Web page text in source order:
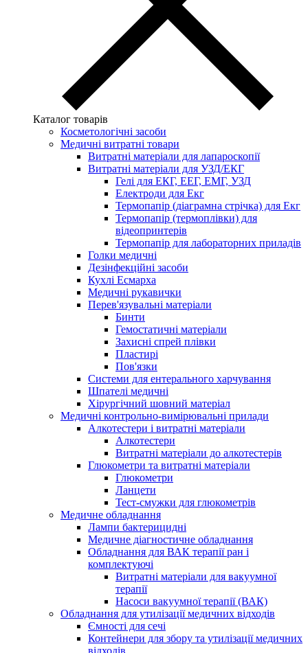
Каталог товарів
Косметологічні засоби
Медичні витратні товари
Витратні матеріали для лапароскопії
Витратні матеріали для УЗД/ЕКГ
Гелі для ЕКГ, ЕЕГ, ЕМГ, УЗД
Електроди для Екг
Термопапір (діаграмна стрічка) для Екг
Термопапір (термоплівки) для
відеопринтерів
Термопапір для лабораторних приладів
Голки медичні
Дезінфекційні засоби
Кухлі Есмарха
Медичні рукавички
Перев'язувальні матеріали
Бинти
Гемостатичні матеріали
Захисні спрей плівки
Пластирі
Пов'язки
Системи для ентерального харчування
Шпателі медичні
Хірургічний шовний матеріал
Медичні контрольно-вимірювальні прилади
Алкотестери і витратні матеріали
Алкотестери
Витратні матеріали до алкотестерів
Глюкометри та витратні матеріали
Глюкометри
Ланцети
Тест-смужки для глюкометрів
Медичне обладнання
Лампи бактерицидні
Медичне діагностичне обладнання
Обладнання для ВАК терапії ран і
комплектуючі
Витратні матеріали для вакуумної
терапії
Насоси вакуумної терапії (ВАК)
Обладнання для утилізації медичних відходів
Ємності для сечі
Контейнери для збору та утилізації медичних
відходів